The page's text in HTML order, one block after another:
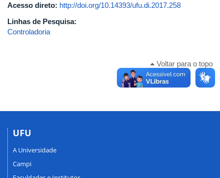
Acesso direto: http://doi.org/10.14393/ufu.di.2017.258
Linhas de Pesquisa:
Controladoria
Voltar para o topo
UFU
A Universidade
Campi